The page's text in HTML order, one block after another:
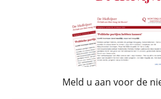
Meld u aan voor de